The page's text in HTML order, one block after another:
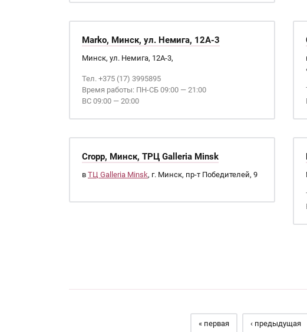
Marko, Минск, ул. Немига, 12А-3
Минск, ул. Немига, 12А-3,
Тел. +375 (17) 3995895
Время работы: ПН-СБ 09:00 — 21:00
ВС 09:00 — 20:00
Cropp, Минск, ТРЦ Galleria Minsk
в ТЦ Galleria Minsk, г. Минск, пр-т Победителей, 9
« первая ‹ предыдущая